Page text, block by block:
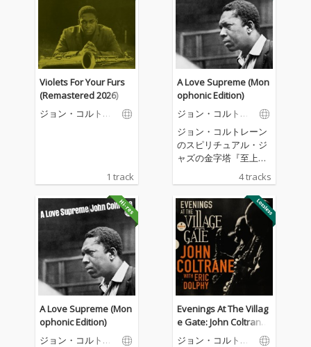
Violets For Your Furs
(Remastered 2026)
ジョン・コルトレ
1 track
A Love Supreme (Mon
ophonic Edition)
ジョン・コルトレ
ジョン・コルトレーン
のスピリチュアル・ジ
ャズの金字塔『至上の
愛』のリリース60周年
を記念してリリースさ
れたモノラル・リマス
ター。ナッシュヴィル
拠点のマスタリング・
エンジニア、ライア
ン・スミスが、愛され
続けるこのアルバムの
オリジナル・アナロ
グ・テープを用いて、
新たに鮮烈な音像を生
み出した。
4 tracks
A Love Supreme (Mon
ophonic Edition)
ジョン・コルトレ
Evenings At The Villag
e Gate: John Coltrane
with Eric Dolphy (Live)
ジョン・コルトレ